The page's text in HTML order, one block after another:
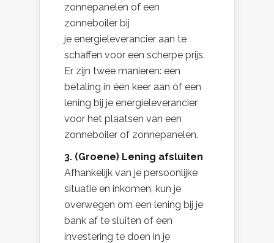
zonnepanelen of een
zonneboiler bij
je energieleverancier aan te
schaffen voor een scherpe prijs.
Er zijn twee manieren: een
betaling in één keer aan óf een
lening bij je energieleverancier
voor het plaatsen van een
zonneboiler of zonnepanelen.
3. (Groene) Lening afsluiten
Afhankelijk van je persoonlijke
situatie en inkomen, kun je
overwegen om een lening bij je
bank af te sluiten of een
investering te doen in je